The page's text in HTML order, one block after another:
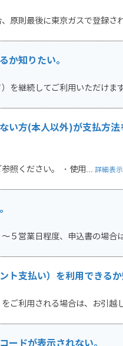
原則最後に東京ガスで登録さ
か知りたい。
を継続してご利用いただけま
い方(本人以外)が支払方法
照ください。 ・使用... 詳細表示
５営業日程度、申込書の場合
支払い）を利用できるか
ご利用される場合は、お引越
ードが表示されない。